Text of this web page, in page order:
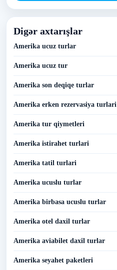
Digər axtarışlar
Amerika ucuz turlar
Amerika ucuz tur
Amerika son deqiqe turlar
Amerika erken rezervasiya turlari
Amerika tur qiymetleri
Amerika istirahet turlari
Amerika tatil turlari
Amerika ucuslu turlar
Amerika birbasa ucuslu turlar
Amerika otel daxil turlar
Amerika aviabilet daxil turlar
Amerika seyahet paketleri